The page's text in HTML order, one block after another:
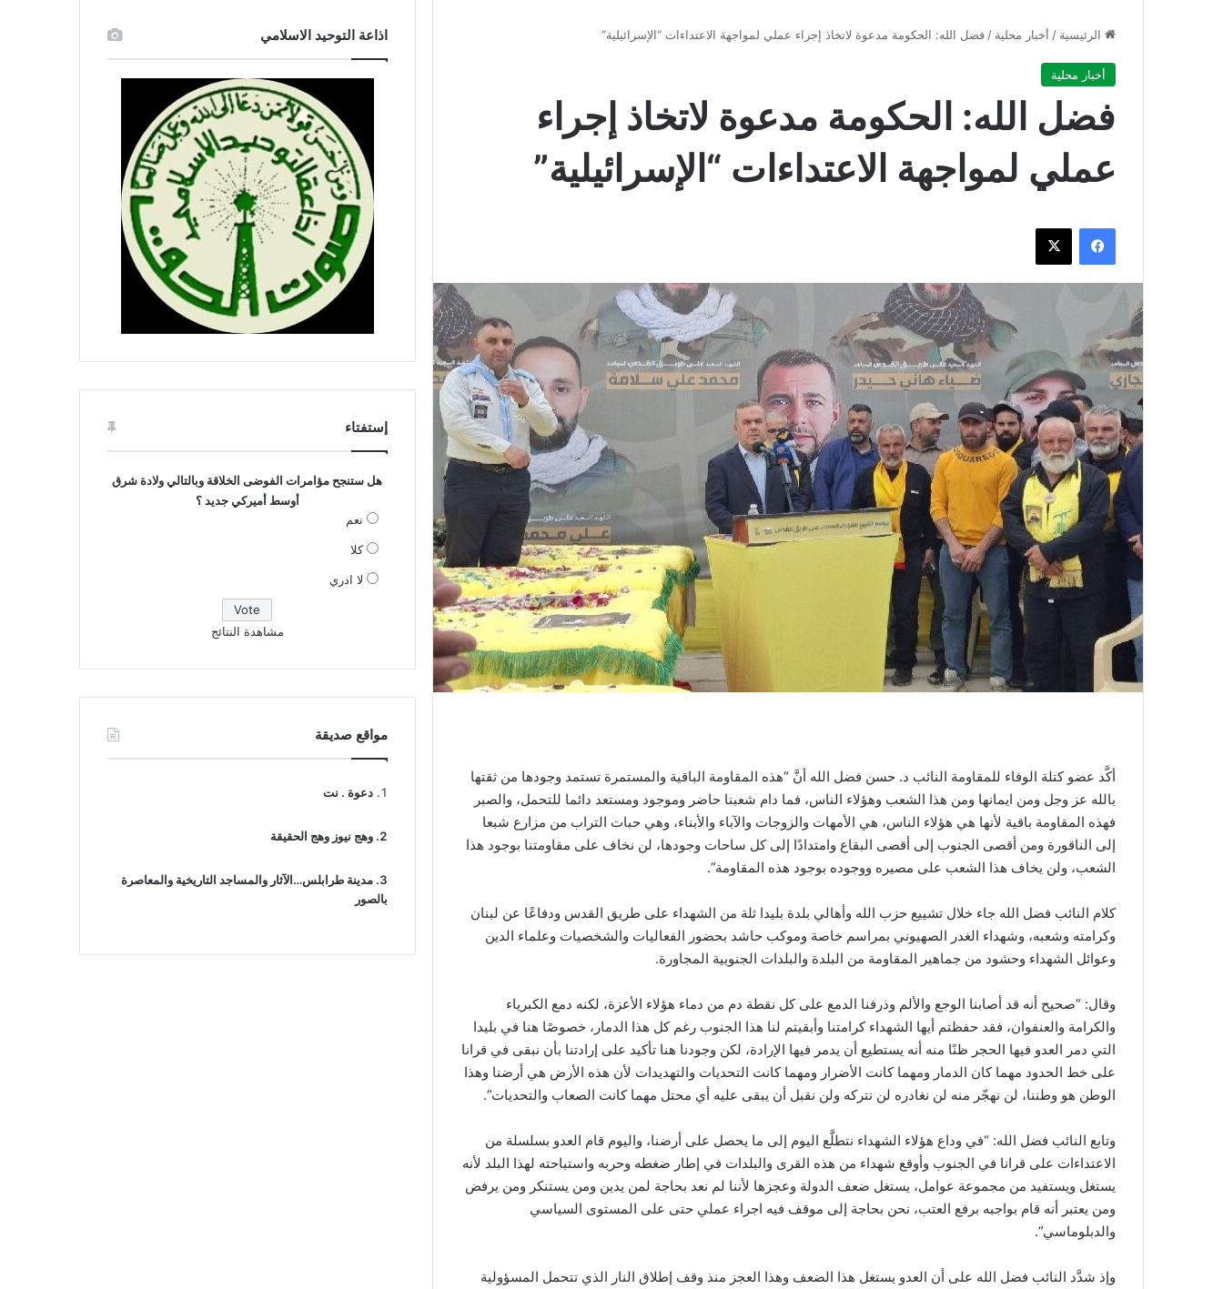
الرئيسية / أخبار محلية / فضل الله: الحكومة مدعوة لاتخاذ إجراء عملي لمواجهة الاعتداءات “الإسرائيلية”
أخبار محلية
فضل الله: الحكومة مدعوة لاتخاذ إجراء
عملي لمواجهة الاعتداءات “الإسرائيلية”
فيسبوك
أكَّد عضو كتلة الوفاء للمقاومة النائب د. حسن فضل الله أنَّ “هذه المقاومة الباقية والمستمرة تستمد وجودها من ثقتها
بالله عز وجل ومن ايمانها ومن هذا الشعب وهؤلاء الناس، فما دام شعبنا حاضر وموجود ومستعد دائما للتحمل، والصبر
فهذه المقاومة باقية لأنها هي هؤلاء الناس، هي الأمهات والزوجات والآباء والأبناء، وهي حبات التراب من مزارع شبعا
إلى الناقورة ومن أقصى الجنوب إلى أقصى البقاع وامتدادًا إلى كل ساحات وجودها، لن نخاف على مقاومتنا بوجود هذا
الشعب، ولن يخاف هذا الشعب على مصيره ووجوده بوجود هذه المقاومة”.
كلام النائب فضل الله جاء خلال تشييع حزب الله وأهالي بلدة بليدا ثلة من الشهداء على طريق القدس ودفاعًا عن لبنان
وكرامته وشعبه، وشهداء الغدر الصهيوني بمراسم خاصة وموكب حاشد بحضور الفعاليات والشخصيات وعلماء الدين
وعوائل الشهداء وحشود من جماهير المقاومة من البلدة والبلدات الجنوبية المجاورة.
وقال: “صحيح أنه قد أصابنا الوجع والألم وذرفنا الدمع على كل نقطة دم من دماء هؤلاء الأعزة، لكنه دمع الكبرياء
والكرامة والعنفوان، فقد حفظتم أيها الشهداء كرامتنا وأبقيتم لنا هذا الجنوب رغم كل هذا الدمار، خصوصًا هنا في بليدا
التي دمر العدو فيها الحجر ظنًا منه أنه يستطيع أن يدمر فيها الإرادة، لكن وجودنا هنا تأكيد على إرادتنا بأن نبقى في قرانا
على خط الحدود مهما كان الدمار ومهما كانت الأضرار ومهما كانت التحديات والتهديدات لأن هذه الأرض هي أرضنا وهذا
الوطن هو وطننا، لن نهجّر منه لن نغادره لن نتركه ولن نقبل أن يبقى عليه أي محتل مهما كانت الصعاب والتحديات”.
وتابع النائب فضل الله: “في وداع هؤلاء الشهداء نتطلَّع اليوم إلى ما يحصل على أرضنا، واليوم قام العدو بسلسلة من
الاعتداءات على قرانا في الجنوب وأوقع شهداء من هذه القرى والبلدات في إطار ضغطه وحربه واستباحته لهذا البلد لأنه
يستغل ويستفيد من مجموعة عوامل، يستغل ضعف الدولة وعجزها لأننا لم نعد بحاجة لمن يدين ومن يستنكر ومن يرفض
ومن يعتبر أنه قام بواجبه برفع العتب، نحن بحاجة إلى موقف فيه اجراء عملي حتى على المستوى السياسي
والدبلوماسي”.
وإذ شدَّد النائب فضل الله على أن العدو يستغل هذا الضعف وهذا العجز منذ وقف إطلاق النار الذي تتحمل المسؤولية
اذاعة التوحيد الاسلامي
إستفتاء
هل ستنجح مؤامرات الفوضى الخلاقة وبالتالي ولادة شرق
أوسط أميركي جديد ؟
نعم
كلا
لا ادري
مشاهدة النتائج
مواقع صديقة
دعوة . نت
وهج نيوز وهج الحقيقة
مدينة طرابلس…الآثار والمساجد التاريخية والمعاصرة
بالصور